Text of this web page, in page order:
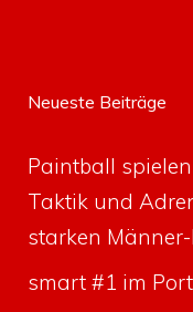
Neueste Beiträge
Paintball
Taktik und
starken
smart #1 im